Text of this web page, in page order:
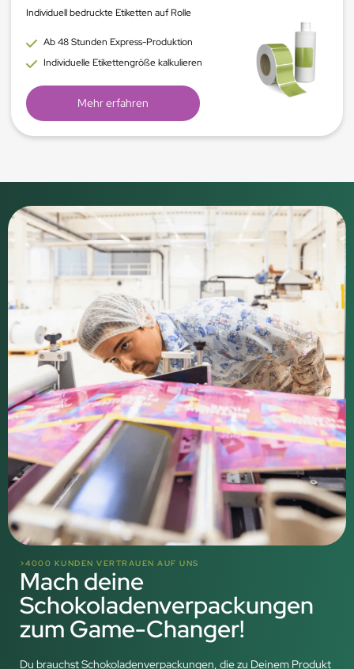
Individuell bedruckte Etiketten auf Rolle
Ab 48 Stunden Express-Produktion
Individuelle Etikettengröße kalkulieren
Mehr erfahren
>4000 KUNDEN VERTRAUEN AUF UNS
Mach deine
Schokoladenverpackungen
zum Game-Changer!
Du brauchst Schokoladenverpackungen, die zu Deinem Produkt